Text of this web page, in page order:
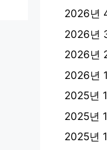
2026년
2026년
2026년
2026년
2025년
2025년
2025년